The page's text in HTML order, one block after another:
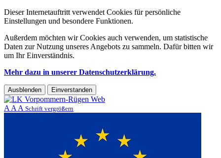
Dieser Internetauftritt verwendet Cookies für persönliche
Einstellungen und besondere Funktionen.
Außerdem möchten wir Cookies auch verwenden, um statistische
Daten zur Nutzung unseres Angebots zu sammeln. Dafür bitten wir
um Ihr Einverständnis.
Mehr dazu in unserer Datenschutzerklärung.
Ausblenden Einverstanden
A A A Schrift vergrößern